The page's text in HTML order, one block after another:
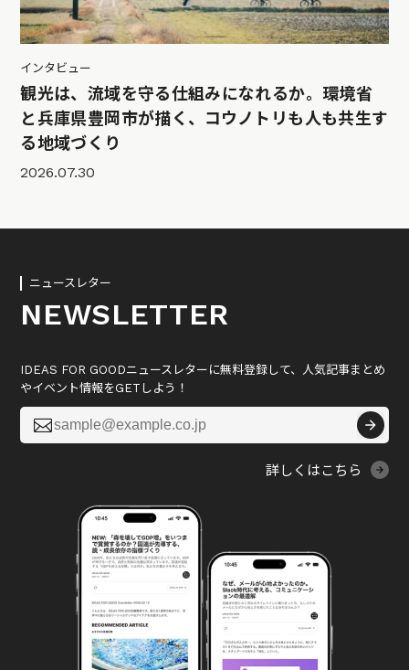
インタビュー
観光は、流域を守る仕組みになれるか。環境省
と兵庫県豊岡市が描く、コウノトリも人も共生す
る地域づくり
2026.07.30
ニュースレター
NEWSLETTER
IDEAS FOR GOODニュースレターに無料登録して、人気記事まとめ
やイベント情報をGETしよう！

詳しくはこちら